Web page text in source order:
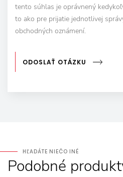
tento súhlas je oprávnený
to ako pre prijatie jednotlivej
obchodných oznámení.
ODOSLAŤ OTÁZKU
HĽADÁTE NIEČO INÉ
Podobné